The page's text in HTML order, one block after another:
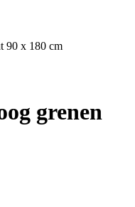
90 x 180 cm
grenen